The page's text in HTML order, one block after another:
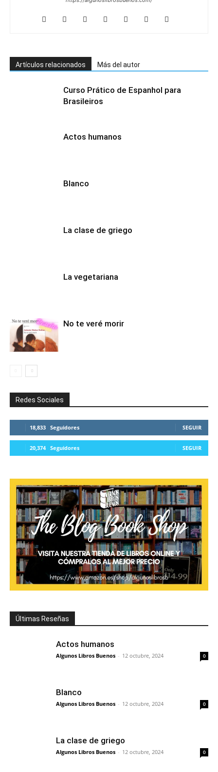
Artículos relacionados Más del autor
Curso Prático de Espanhol para
Brasileiros
Actos humanos
Blanco
La clase de griego
La vegetariana
No te veré morir
Redes Sociales
18,833 Seguidores SEGUIR
20,374 Seguidores SEGUIR
Últimas Reseñas
Actos humanos
Algunos Libros Buenos - 12 octubre, 2024 0
Blanco
Algunos Libros Buenos - 12 octubre, 2024 0
La clase de griego
Algunos Libros Buenos - 12 octubre, 2024 0